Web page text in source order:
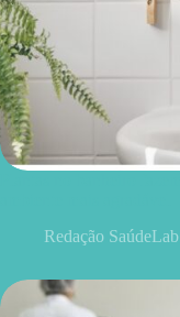
Redação SaúdeLab